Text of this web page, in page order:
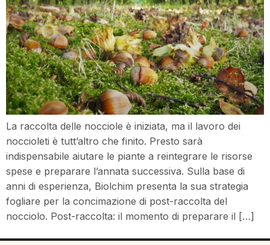
La raccolta delle nocciole è iniziata, ma il lavoro dei
noccioleti è tutt’altro che finito. Presto sarà
indispensabile aiutare le piante a reintegrare le risorse
spese e preparare l’annata successiva. Sulla base di
anni di esperienza, Biolchim presenta la sua strategia
fogliare per la concimazione di post-raccolta del
nocciolo. Post-raccolta: il momento di preparare il […]